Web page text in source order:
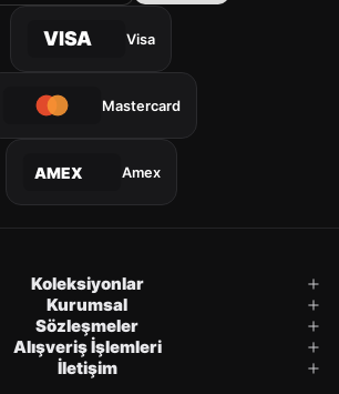
VISA Visa
Mastercard
AMEX Amex
Koleksiyonlar
Kurumsal
Sözleşmeler
Alışveriş İşlemleri
İletişim